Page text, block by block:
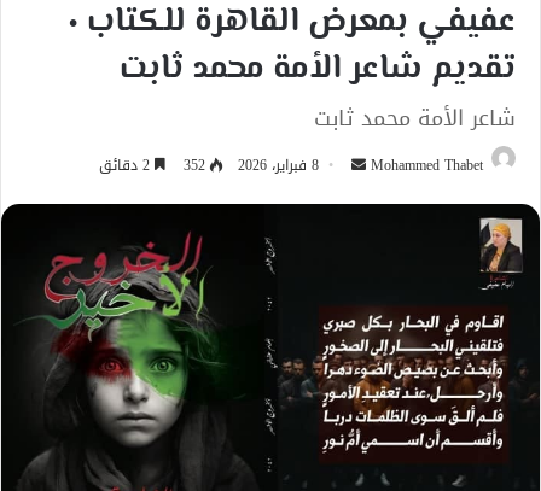
عفيفي بمعرض القاهرة للكتاب ٠
تقديم شاعر الأمة محمد ثابت
شاعر الأمة محمد ثابت
Mohammed Thabet
أرسل 8 فبراير، 2026 352